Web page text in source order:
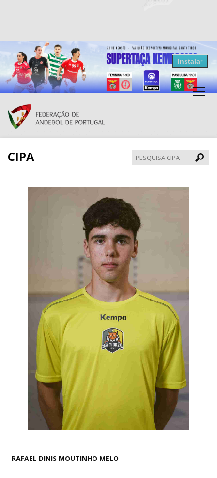
Resultados Andebol
Federação de Andebol de Portugal
Grátis - Disponivel na Play Store
Instalar
CIPA
CIPA
RAFAEL DINIS MOUTINHO MELO